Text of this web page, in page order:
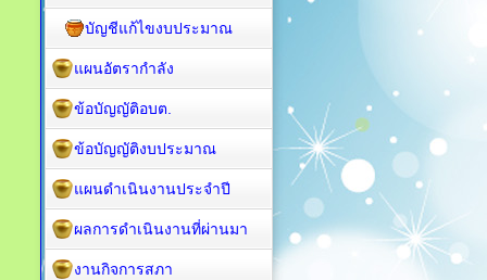
บัญชีแก้ไขงบประมาณ
แผนอัตรากำลัง
ข้อบัญญัติอบต.
ข้อบัญญัติงบประมาณ
แผนดำเนินงานประจำปี
ผลการดำเนินงานที่ผ่านมา
งานกิจการสภา